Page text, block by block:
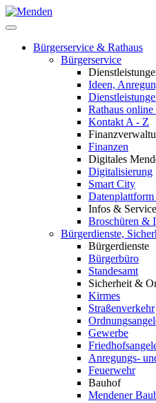
Bürgerservice & Rathaus
Bürgerservice
Ideen,
Rathaus
Kontakt A - Z
Finanzen
Digitales
Digitalisierung
Smart City
Infos & Service
Broschüren &
Bürgerdienste,
Bürgerdienste
Bürgerbüro
Standesamt
Sicherheit &
Kirmes
Straßenverkehr
Gewerbe
Anregungs-
Feuerwehr
Bauhof
Mendener